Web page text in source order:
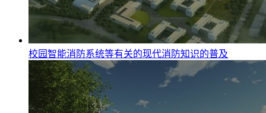
校园智能消防系统等有关的现代消防知识的普及